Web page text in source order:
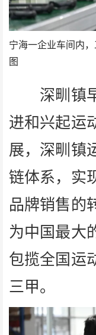
宁海一企业车间内
图
深甽镇早
进和兴起运
展，深甽镇
链体系，实
品牌销售的
为中国最大
包揽全国运
三甲。